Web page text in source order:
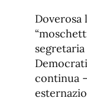
Doverosa
continua